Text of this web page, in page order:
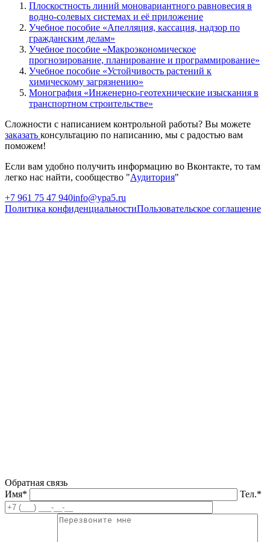
Плоскостность линий моновариантного равновесия в
водно-солевых системах и её приложение
Учебное пособие «Апелляция, кассация, надзор по
гражданским делам»
Учебное пособие «Макроэкономическое
прогнозирование, планирование и программирование»
Учебное пособие «Устойчивость растений к
химическому загрязнению»
Монография «Инженерно-геотехнические изыскания в
транспортном строительстве»
Сложности с написанием контрольной работы? Вы можете
заказать консультацию по написанию, мы с радостью вам
поможем!
Если вам удобно получить информацию во Вконтакте, то там
легко нас найти, сообщество "Аудитория"
+7 961 75 47 940info@ypa5.ru
Политика конфиденциальностиПользовательское соглашение
Обратная связь
Имя*
Тел.*